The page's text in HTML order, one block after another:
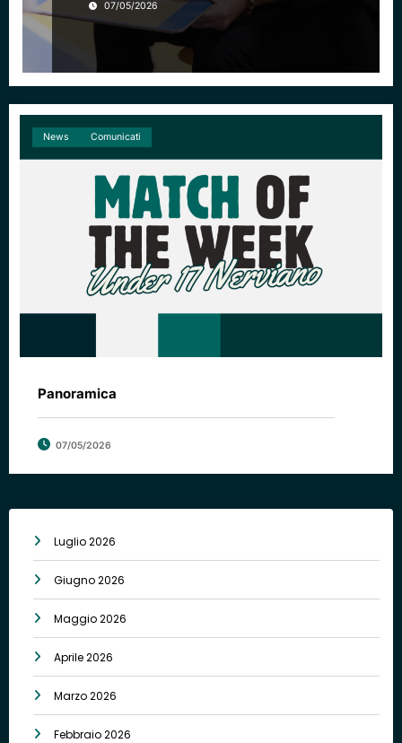
07/05/2026
News Comunicati
Panoramica
07/05/2026
Luglio 2026
Giugno 2026
Maggio 2026
Aprile 2026
Marzo 2026
Febbraio 2026